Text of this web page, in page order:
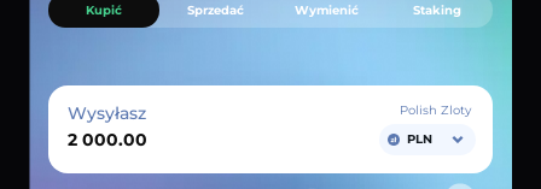
Kupić Sprzedać Wymienić Staking
Wysyłasz
Polish Zloty
PLN